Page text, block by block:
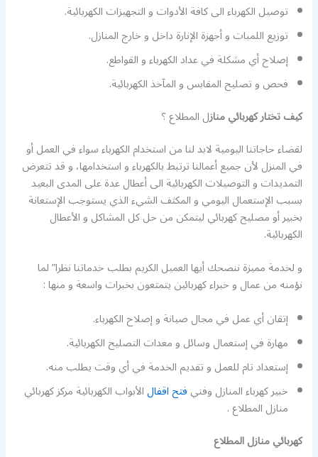
توصيل الكهرباء الى كافة الأدوات و التجهيزات الكهربائية.
توزيع اللمبات و أجهزة الإنارة داخل و خارج المنازل.
إصلاح أي مشكلة في عداد الكهرباء و القواطع.
فحص و تصليح المقابس و المآخذ الكهربائية.
كيف تختار كهربائيمنازل المطلاع ؟
لقضاء حاجاتنا اليومية لابد لنا من استخدام الكهرباء سواء في العمل أو
في المنزل لأن جميع أعمالنا ترتبط بالكهرباء و استخدامها، و قد تتعرض
التمديدات و التوصيلات الكهربائية الى أعطال عدة على المدى البعيد
بسبب الإستعمال اليومي و المكثف الشيء الذي يستوجب الإستعانة
بخبير أو مصليح كهربائي ليتمكن من حل كل المشاكل و الأعطال
الكهربائية.
و لخدمة مميزة ننصحك أيها العميل الكريم بطلب خدماتنا نظرا” لما
نؤمنه من عمال و خبراء كهربائين يتمتعون بخبرات واسعة و منها :
إتقان أي عمل في مجال صيانة و إصلاح الكهرباء.
مهارة في إستعمال وسائل و معدات التصليح الكهربائية.
إستعداد تام للعمل و تقديم الخدمة في أي وقت يطلب منه.
خبير كهرباء المنازل وفنيفتح اقفالالأبواب الكهربائية مركز كهربائي
منازل المطلاع .
كهربائي منازل المطلاع